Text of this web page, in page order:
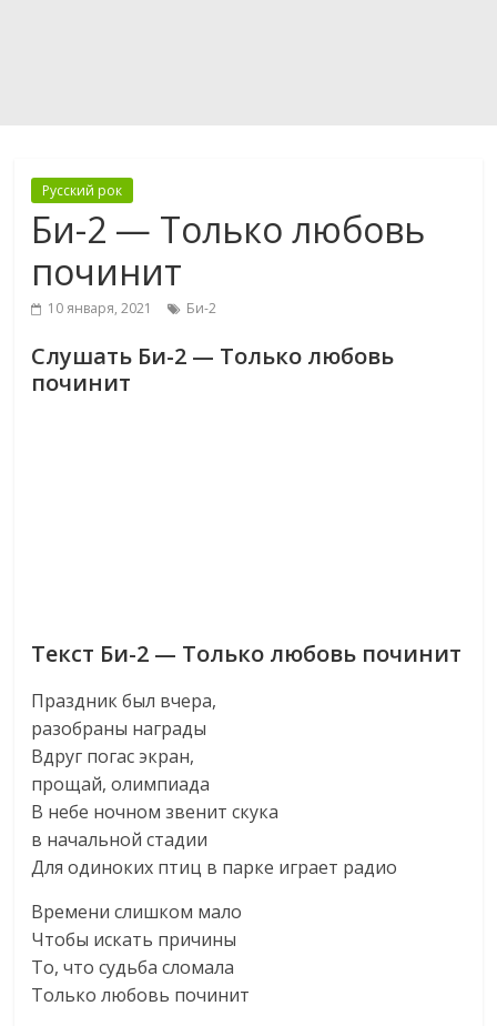
Русский рок
Би-2 — Только любовь
починит
10 января, 2021 Би-2
Слушать Би-2 — Только любовь
починит
Текст Би-2 — Только любовь починит
Праздник был вчера,
разобраны награды
Вдруг погас экран,
прощай, олимпиада
В небе ночном звенит скука
в начальной стадии
Для одиноких птиц в парке играет радио
Времени слишком мало
Чтобы искать причины
То, что судьба сломала
Только любовь починит